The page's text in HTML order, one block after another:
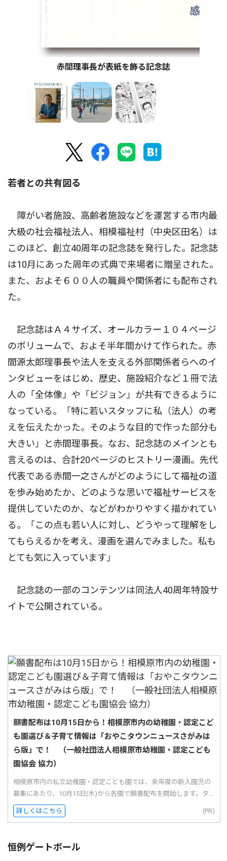
赤間理事長が表紙を飾る記念誌
若者との共有図る
障がい者施設、高齢者施設などを運営する市内最
大級の社会福祉法人、相模福祉村（中央区田名）は
このほど、創立40周年の記念誌を発行した。記念誌
は10月にあった周年の式典で来場者に贈呈された。
また、およそ６００人の職員や関係者にも配布され
た。
記念誌はＡ４サイズ、オールカラー１０４ページ
のボリュームで、およそ半年間かけて作られた。赤
間源太郎理事長や法人を支える外部関係者らへのイ
ンタビューをはじめ、歴史、施設紹介など１冊で法
人の「全体像」や「ビジョン」が共有できるように
なっている。「特に若いスタッフに私（法人）の考
えを伝えたかった。そのような目的で作った部分も
大きい」と赤間理事長。なお、記念誌のメインとも
言えるのは、合計20ページのヒストリー漫画。先代
代表である赤間一之さんがどのようにして福祉の道
を歩み始めたか、どのような思いで福祉サービスを
提供していたのか、などがわかりやすく描かれてい
る。「この点も若い人に対し、どうやって理解をし
てもらえるかを考え、漫画を選んでみました。私も
とても気に入っています」
記念誌の一部のコンテンツは同法人40周年特設サ
イトで公開されている。
願書配布は10月15日から！相模原市内の幼稚園・認定こど
も園選び＆子育て情報は「おやこタウンニュースさがみは
ら版」で！ （一般社団法人相模原市幼稚園・認定こども
園協会 協力）
相模原市内の私立幼稚園・認定こども園では、来年度の新入園児の
募集にあたり、10月15日(木)から各園で願書配布を開始します。タ...
詳しくはこちら (PR)
恒例ゲートボール